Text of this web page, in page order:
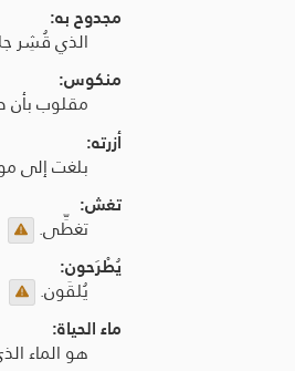
مجدوح به:
الذي قُشِر
منكوس:
مقلوب بأن
أزرته:
بلغت إلى
تغش:
تغطِّى.
يُطْرَحون:
يُلقَون.
ماء الحياة:
هو الماء